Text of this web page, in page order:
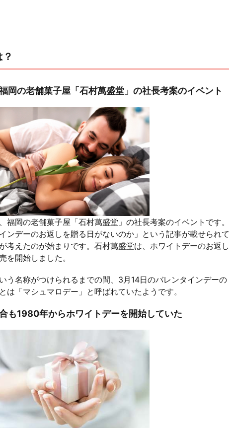
岡の老舗菓子屋「石村萬盛堂」の社長考案のイベント
福岡の老舗菓子屋「石村萬盛堂」の社長考案のイベントです。
ンデーのお返しを贈る日がないのか」という記事が載せられて
考えたのが始まりです。石村萬盛堂は、ホワイトデーのお返し
を開始しました。
う名称がつけられるまでの間、3月14日のバレンタインデーの
は「マシュマロデー」と呼ばれていたようです。
も1980年からホワイトデーを開始していた